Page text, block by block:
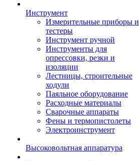
Инструмент
Измерительные приборы и
тестеры
Инструмент ручной
Инструменты для
опрессовки, резки и
изоляции
Лестницы, строительные
ходули
Паяльное оборудование
Расходные материалы
Сварочные аппараты
Фены и термопистолеты
Электроинструмент
Высоковольтная аппаратура